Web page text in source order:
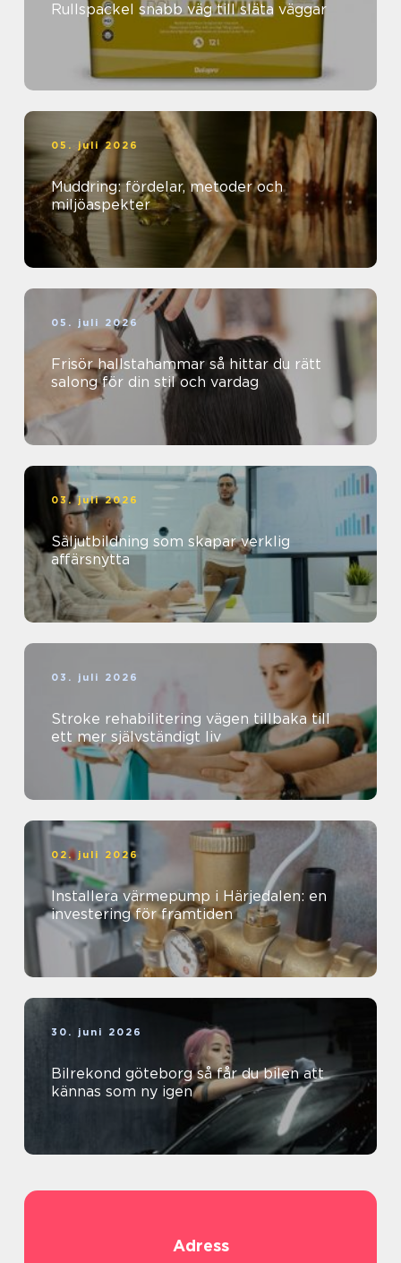
Rullspackel snabb väg till släta väggar
05. juli 2026
Muddring: fördelar, metoder och
miljöaspekter
05. juli 2026
Frisör hallstahammar så hittar du rätt
salong för din stil och vardag
03. juli 2026
Säljutbildning som skapar verklig
affärsnytta
03. juli 2026
Stroke rehabilitering vägen tillbaka till
ett mer självständigt liv
02. juli 2026
Installera värmepump i Härjedalen: en
investering för framtiden
30. juni 2026
Bilrekond göteborg så får du bilen att
kännas som ny igen
Adress